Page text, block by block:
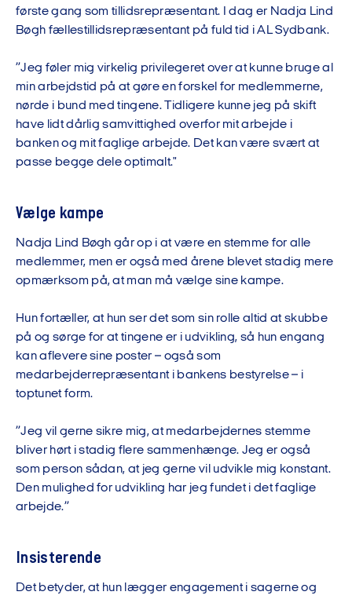
første gang som tillidsrepræsentant. I dag er Nadja Lind
Bøgh fællestillidsrepræsentant på fuld tid i AL Sydbank.
”Jeg føler mig virkelig privilegeret over at kunne bruge al
min arbejdstid på at gøre en forskel for medlemmerne,
nørde i bund med tingene. Tidligere kunne jeg på skift
have lidt dårlig samvittighed overfor mit arbejde i
banken og mit faglige arbejde. Det kan være svært at
passe begge dele optimalt."
Vælge kampe
Nadja Lind Bøgh går op i at være en stemme for alle
medlemmer, men er også med årene blevet stadig mere
opmærksom på, at man må vælge sine kampe.
Hun fortæller, at hun ser det som sin rolle altid at skubbe
på og sørge for at tingene er i udvikling, så hun engang
kan aflevere sine poster – også som
medarbejderrepræsentant i bankens bestyrelse – i
toptunet form.
”Jeg vil gerne sikre mig, at medarbejdernes stemme
bliver hørt i stadig flere sammenhænge. Jeg er også
som person sådan, at jeg gerne vil udvikle mig konstant.
Den mulighed for udvikling har jeg fundet i det faglige
arbejde.”
Insisterende
Det betyder, at hun lægger engagement i sagerne og